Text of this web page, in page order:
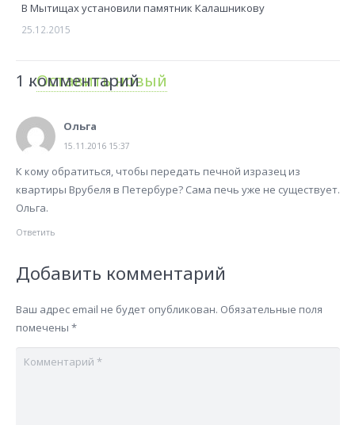
В Мытищах установили памятник Калашникову
25.12.2015
1 комментарий
.Оставить новый
Ольга
15.11.2016 15:37
К кому обратиться, чтобы передать печной изразец из
квартиры Врубеля в Петербуре? Сама печь уже не существует.
Ольга.
Ответить
Добавить комментарий
Ваш адрес email не будет опубликован. Обязательные поля
помечены *